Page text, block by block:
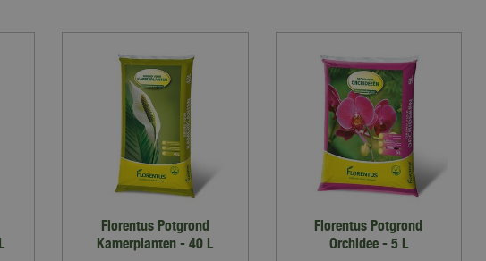
Florentus Potgrond
Kamerplanten - 40 L
Florentus Potgrond
Orchidee - 5 L